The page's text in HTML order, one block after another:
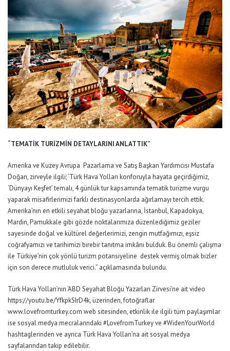
“TEMATİK TURİZMİN DETAYLARINI ANLATTIK”
Amerika ve Kuzey Avrupa Pazarlama ve Satış Başkan Yardımcısı Mustafa
Doğan, zirveyle ilgili; ‘Türk Hava Yolları konforuyla hayata geçirdiğimiz,
‘Dünyayı Keşfet’ temalı, 4 günlük tur kapsamında tematik turizme vurgu
yaparak misafirlerimizi farklı destinasyonlarda ağırlamayı tercih ettik.
Amerika’nın en etkili seyahat bloğu yazarlarına, İstanbul, Kapadokya,
Mardin, Pamukkale gibi gözde noktalarımıza düzenlediğimiz geziler
sayesinde doğal ve kültürel değerlerimizi, zengin mutfağımızı, eşsiz
coğrafyamızı ve tarihimizi birebir tanıtma imkânı bulduk. Bu önemli çalışma
ile Türkiye’nin çok yönlü turizm potansiyeline destek vermiş olmak bizler
için son derece mutluluk verici.” açıklamasında bulundu.
Türk Hava Yolları’nın ‘ABD Seyahat Bloğu Yazarları Zirvesi’ne ait video
https://youtu.be/YfkpkSIrD4k, üzerinden, fotoğraflar
www.lovefromturkey.com web sitesinden, etkinlik ile ilgili tüm paylaşımlar
ise sosyal medya mecralarındaki #LovefromTurkey ve #WidenYourWorld
hashtaglerinden ve ayrıca Türk Hava Yolları’na ait sosyal medya
sayfalarından takip edilebilir.